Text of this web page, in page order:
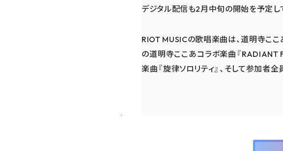
デジタル配信も2月中旬の開始を予定し
RIOT MUSICの歌唱楽曲は、道明寺ここ
の道明寺ここあコラボ楽曲『RADIANT
楽曲『旋律ソロリティ』、そして参加者